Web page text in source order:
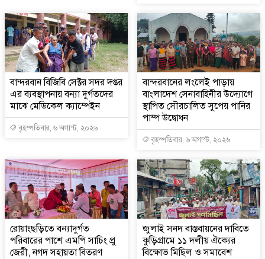
বান্দরবান বিজিবি সেক্টর সদর দপ্তর
এর ব্যবস্থাপনায় বন্যা দুর্গতদের
মাঝে মেডিকেল ক্যাম্পেইন
বৃহস্পতিবার, ৬ অগাস্ট, ২০২৬
বান্দরবানের লংলেই পাড়ায়
বাংলাদেশ সেনাবাহিনীর উদ্যোগে
স্থাপিত সৌরচালিত সুপেয় পানির
পাম্প উদ্বোধন
বৃহস্পতিবার, ৬ অগাস্ট, ২০২৬
রোয়াংছড়িতে বন্যাদুর্গত
পরিবারের পাশে এমপি সাচিং প্রু
জেরী, নগদ সহায়তা বিতরণ
জুলাই সনদ বাস্তবায়নের দাবিতে
কুড়িগ্রামে ১১ দলীয় ঐক্যের
বিক্ষোভ মিছিল ও সমাবেশ